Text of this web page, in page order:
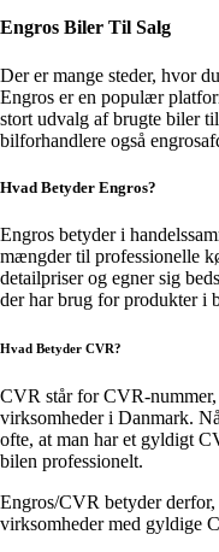
Engros Biler Til Salg
Der er mange steder, hvor
Engros er en populær
stort udvalg af brugte biler
bilforhandlere også
Hvad Betyder Engros?
Engros betyder i
mængder til professionelle
detailpriser og egner sig
der har brug for produkter i
Hvad Betyder CVR?
CVR står for CVR-
virksomheder i Danmark.
ofte, at man har et gyldigt
bilen professionelt.
Engros/CVR betyder
virksomheder med gyldige